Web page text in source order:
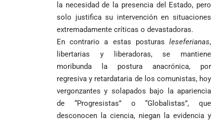
la necesidad de la presencia del Estado, pero
solo justifica su intervención en situaciones
extremadamente críticas o devastadoras.
En contrario a estas posturas leseferianas,
libertarias y liberadoras, se mantiene
moribunda la postura anacrónica, por
regresiva y retardataria de los comunistas, hoy
vergonzantes y solapados bajo la apariencia
de “Progresistas” o “Globalistas”, que
desconocen la ciencia, niegan la evidencia y